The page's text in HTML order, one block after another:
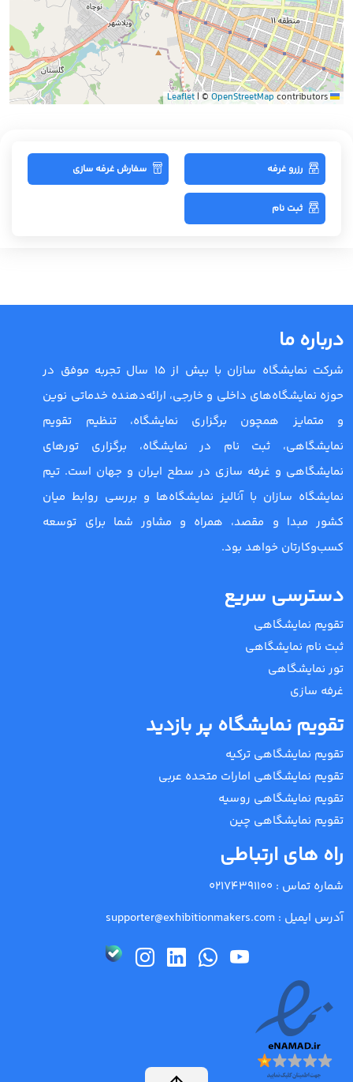
| © OpenStreetMap contributors
رزرو غرفه سفارش غرفه سازی
ثبت نام
درباره ما
شرکت نمایشگاه سازان با بیش از 15 سال تجربه موفق در
حوزه نمایشگاه‌های داخلی و خارجی، ارائه‌دهنده خدماتی نوین
و متمایز همچون برگزاری نمایشگاه، تنظیم تقویم
نمایشگاهی، ثبت نام در نمایشگاه، برگزاری تورهای
نمایشگاهی و غرفه سازی در سطح ایران و جهان است. تیم
نمایشگاه سازان با آنالیز نمایشگاه‌ها و بررسی روابط میان
کشور مبدا و مقصد، همراه و مشاور شما برای توسعه
کسب‌وکارتان خواهد بود.
دسترسی سریع
تقویم نمایشگاهی
ثبت نام نمایشگاهی
تور نمایشگاهی
غرفه سازی
تقویم نمایشگاه پر بازدید
تقویم نمایشگاهی ترکیه
تقویم نمایشگاهی امارات متحده عربی
تقویم نمایشگاهی روسیه
تقویم نمایشگاهی چین
راه های ارتباطی
شماره تماس : 02174391100
آدرس ایمیل : supporter@exhibitionmakers.com